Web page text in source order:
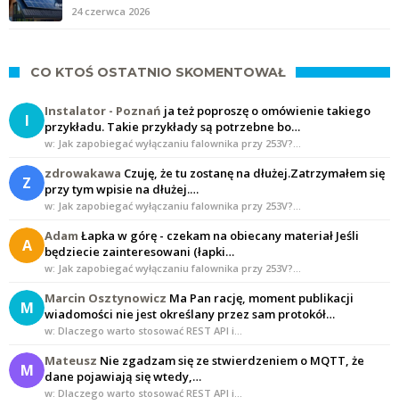
24 czerwca 2026
CO KTOŚ OSTATNIO SKOMENTOWAŁ
I Instalator - Poznań ja też poproszę o omówienie takiego
przykładu. Takie przykłady są potrzebne bo…
w: Jak zapobiegać wyłączaniu falownika przy 253V?…
Z zdrowakawa Czuję, że tu zostanę na dłużej.Zatrzymałem się
przy tym wpisie na dłużej.…
w: Jak zapobiegać wyłączaniu falownika przy 253V?…
A Adam Łapka w górę - czekam na obiecany materiał Jeśli
będziecie zainteresowani (łapki…
w: Jak zapobiegać wyłączaniu falownika przy 253V?…
M Marcin Osztynowicz Ma Pan rację, moment publikacji
wiadomości nie jest określany przez sam protokół…
w: Dlaczego warto stosować REST API i…
M Mateusz Nie zgadzam się ze stwierdzeniem o MQTT, że
dane pojawiają się wtedy,…
w: Dlaczego warto stosować REST API i…